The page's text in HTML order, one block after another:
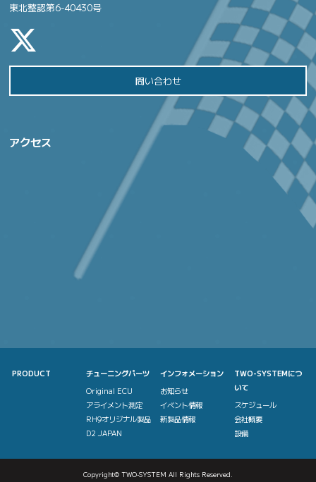
東北整認第6-40430号
問い合わせ
アクセス
PRODUCT
チューニングパーツ
Original ECU
アライメント測定
RH9オリジナル製品
D2 JAPAN
インフォメーション
お知らせ
イベント情報
新製品情報
TWO-SYSTEMにつ
いて
スケジュール
会社概要
設備
Copyright© TWO-SYSTEM All Rights Reserved.